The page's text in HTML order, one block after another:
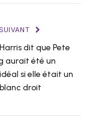
dit que Pete
aurait été un
si elle était un
droit